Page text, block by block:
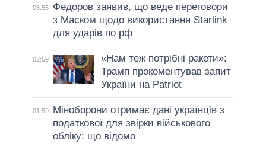
03:56
Федоров заявив, що веде переговори
з Маском щодо використання Starlink
для ударів по рф
02:59
«Нам теж потрібні ракети»:
Трамп прокоментував запит
України на Patriot
01:59
Міноборони отримає дані українців з
податкової для звірки військового
обліку: що відомо